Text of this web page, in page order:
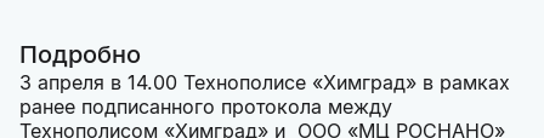
Подробно
3 апреля в 14.00 Технополисе «Химград» в рамках
ранее подписанного протокола между
Технополисом «Химград» и ООО «МЦ РОСНАНО»